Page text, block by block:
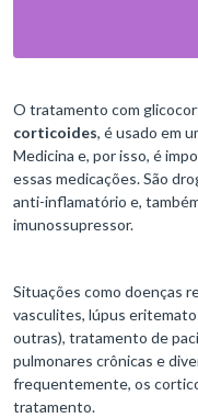
O tratamento com
corticoides, é usado em
Medicina e, por isso, é
essas medicações. São
anti-inflamatório e,
imunossupressor.
Situações como doenças
vasculites, lúpus
outras), tratamento de
pulmonares crônicas e
frequentemente, os
tratamento.